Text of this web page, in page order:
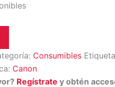
Consumibles
Canon
Regístrate y obtén